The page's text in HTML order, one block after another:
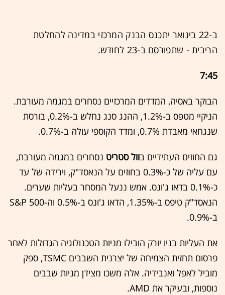
ב-22 בינואר יתכנס הבנק המרכזי במדינה להחלטת
הריבית - שתפורסם ב-23 לחודש.
7:45
הבוקר באסיה, המדדים המרכזיים נסחרים במגמה מעורבת.
הניקיי מטפס ב-1.2%, ההנג סנג נחלש ב-0.2%, בורסת
שנגחאי מאבדת 0.7%, ומדד הקוספי עולה ב-0.7%.
גם החוזים העתידיים בוול סטריט נסחרים במגמה מעורבת,
עם עליה של כ-0.3% בחוזים על הנאסד"ק, וירידה של עד
כ-0.1% בדאו ג'ונס. אמש ננעל המסחר בעליות שערים.
הנאסד"ק טיפס ב-1.35%, הדאו ג'ונס ב-0.5% וה-S&P 500
ב-0.9%.
את העליות בניו יורק הובילו מניות הטכנולוגיה הגדולות לאחר
פרסום תחזית הצמיחה של יצרנית השבבים TSMC, ספק
מוביל לאפל ואנבידיה. אלה משכו מצידן מניות שבבים
נוספות, ובעיקר את AMD.